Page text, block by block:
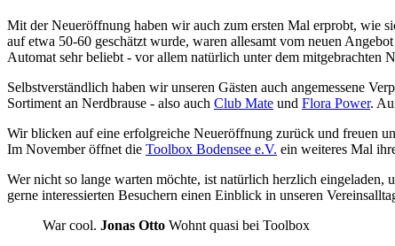
Mit der Neueröffnung haben wir auch zum ersten Mal erprobt, wie
auf etwa 50-60 geschätzt wurde, waren allesamt vom neuen
Automat sehr beliebt - vor allem natürlich unter dem mitgebrachten
Selbstverständlich haben wir unseren Gästen auch angemessene
Sortiment an Nerdbrause - also auch Club Mate und Flora Power.
Wir blicken auf eine erfolgreiche Neueröffnung zurück und freuen
Im November öffnet die Toolbox Bodensee e.V. ein weiteres Mal
Wer nicht so lange warten möchte, ist natürlich herzlich eingeladen,
gerne interessierten Besuchern einen Einblick in unseren
War cool. Jonas Otto Wohnt quasi bei Toolbox